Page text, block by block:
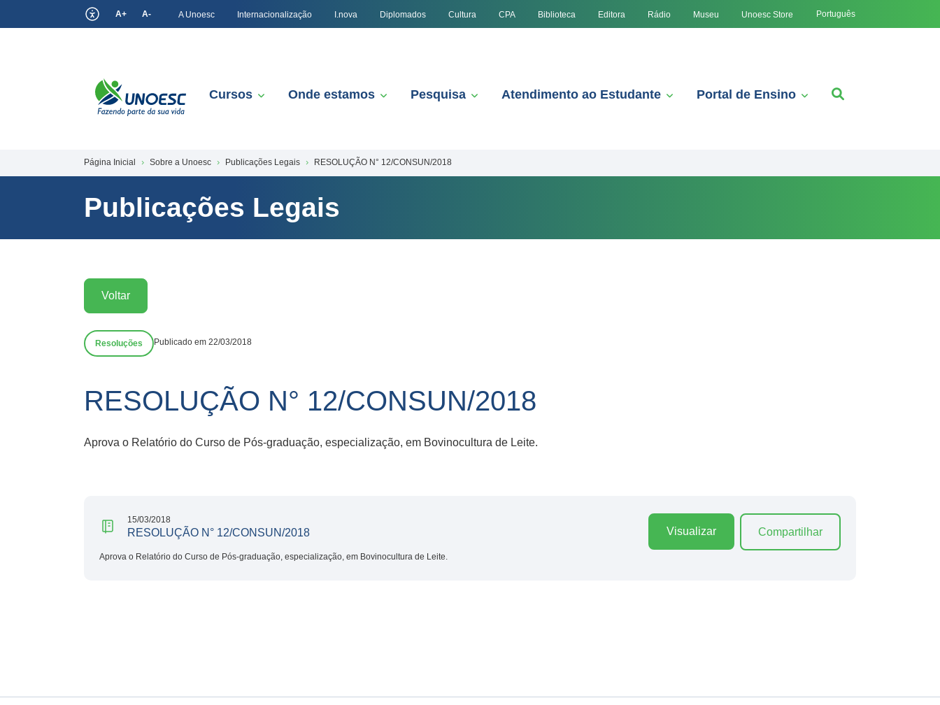
A+ A- A Unoesc Internacionalização I.nova Diplomados Cultura CPA Biblioteca Editora Rádio Museu Unoesc Store Português
Cursos Onde estamos Pesquisa Atendimento ao Estudante Portal de Ensino
Página Inicial Sobre a Unoesc Publicações Legais RESOLUÇÃO N° 12/CONSUN/2018
Publicações Legais
Voltar
Resoluções Publicado em 22/03/2018
RESOLUÇÃO N° 12/CONSUN/2018
Aprova o Relatório do Curso de Pós-graduação, especialização, em Bovinocultura de Leite.
15/03/2018
RESOLUÇÃO N° 12/CONSUN/2018
Aprova o Relatório do Curso de Pós-graduação, especialização, em Bovinocultura de Leite.
Visualizar Compartilhar